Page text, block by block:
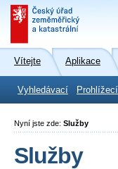
Vítejte Aplikace
Vyhledávací Prohlížecí
Nyní jste zde: Služby
Služby